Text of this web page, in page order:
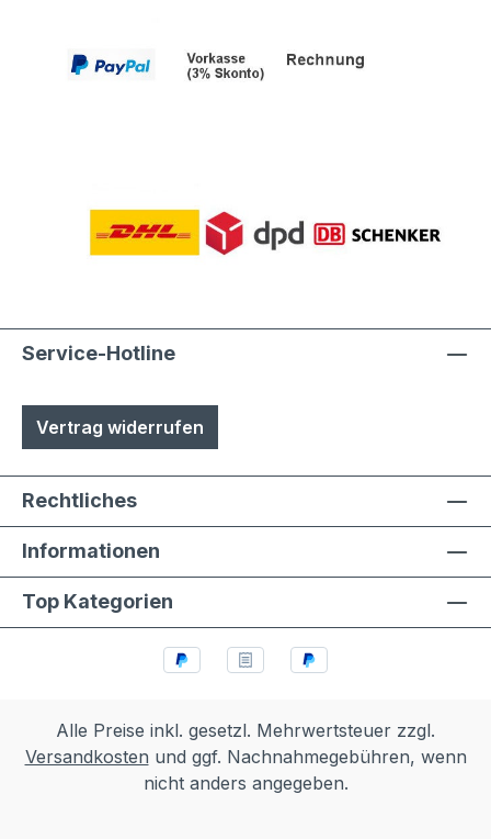
Service-Hotline
Vertrag widerrufen
Rechtliches
Informationen
Top Kategorien
Alle Preise inkl. gesetzl. Mehrwertsteuer zzgl.
Versandkosten und ggf. Nachnahmegebühren, wenn
nicht anders angegeben.